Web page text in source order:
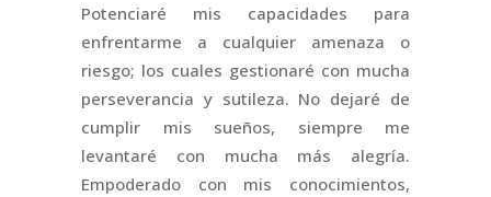
Potenciaré mis capacidades para
enfrentarme a cualquier amenaza o
riesgo; los cuales gestionaré con mucha
perseverancia y sutileza. No dejaré de
cumplir mis sueños, siempre me
levantaré con mucha más alegría.
Empoderado con mis conocimientos,